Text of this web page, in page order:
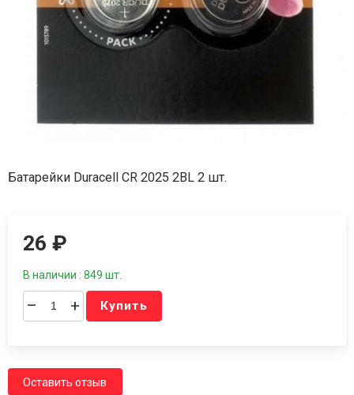
Батарейки Duracell CR 2025 2BL 2 шт.
26₽
В наличии : 849 шт.
– + Купить
Оставить отзыв